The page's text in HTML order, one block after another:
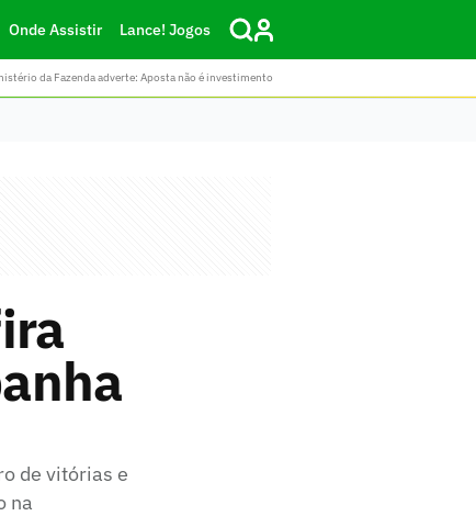
Onde Assistir Lance! Jogos
da Fazenda adverte: Aposta não é investimento
de vitórias e
na